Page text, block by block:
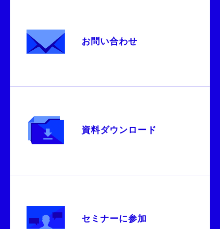
お問い合わせ
資料ダウンロード
セミナーに参加